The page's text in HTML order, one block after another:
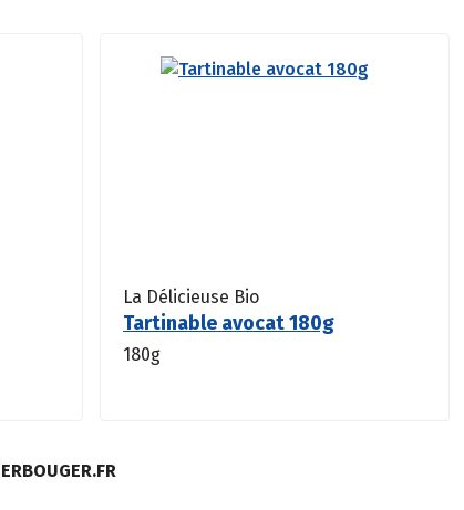
La Délicieuse Bio
Tartinable avocat 180g
180g